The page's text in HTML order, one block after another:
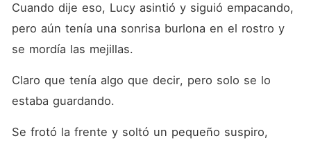
Cuando dije eso, Lucy asintió y siguió empacando,
pero aún tenía una sonrisa burlona en el rostro y
se mordía las mejillas.
Claro que tenía algo que decir, pero solo se lo
estaba guardando.
Se frotó la frente y soltó un pequeño suspiro,